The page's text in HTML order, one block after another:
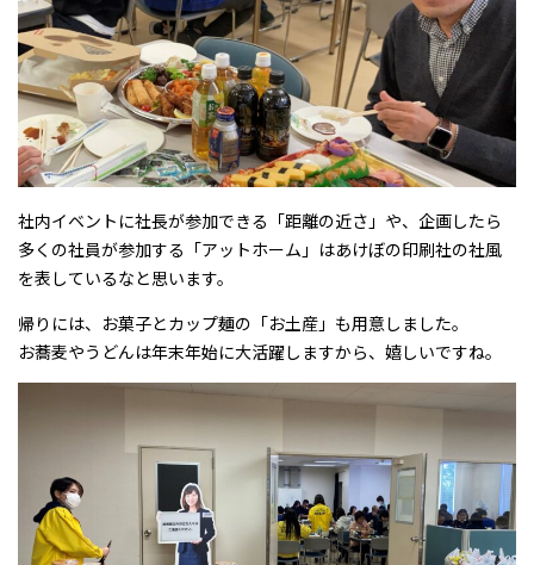
社内イベントに社長が参加できる「距離の近さ」や、企画したら
多くの社員が参加する「アットホーム」はあけぼの印刷社の社風
を表しているなと思います。
帰りには、お菓子とカップ麺の「お土産」も用意しました。
お蕎麦やうどんは年末年始に大活躍しますから、嬉しいですね。